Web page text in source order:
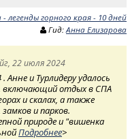
- легенды горного края - 10 дней
Гид:Анна Елизарова
22 июля 2024
Анне и Турлидеру удалось
отдых в СПА
и скалах, а также
и парков.
природе и "вишенка
Подробнее>